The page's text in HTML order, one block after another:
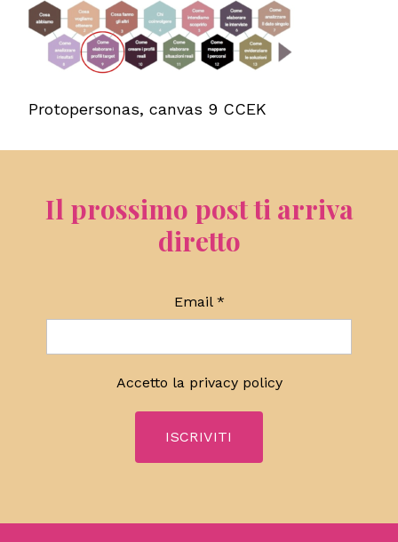
Protopersonas, canvas 9 CCEK
Il prossimo post ti arriva
diretto
Email *
Accetto la privacy policy